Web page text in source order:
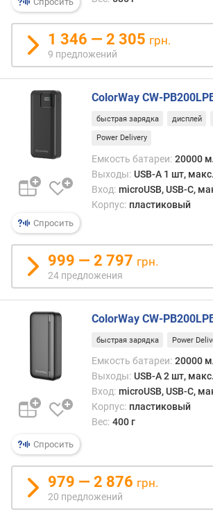
и
(
м
А
ч
о
т
а
т
а
р
е
и
(
ч
р
а
л
ь
н
а
1 346 — 2 305 грн.
9 предложений
Спросить
ColorWay CW-
быстрая зарядка дисплей
Power Delivery
Емкость батареи: 20000
Выходы: USB-A 1 шт,
Вход: microUSB, USB-C,
Корпус: пластиковый
999 — 2 797 грн.
24 предложения
Спросить
ColorWay CW-
быстрая зарядка Power
Емкость батареи: 20000
Выходы: USB-A 2 шт,
Вход: microUSB, USB-C,
Корпус: пластиковый
Вес: 400 г
979 — 2 876 грн.
20 предложений